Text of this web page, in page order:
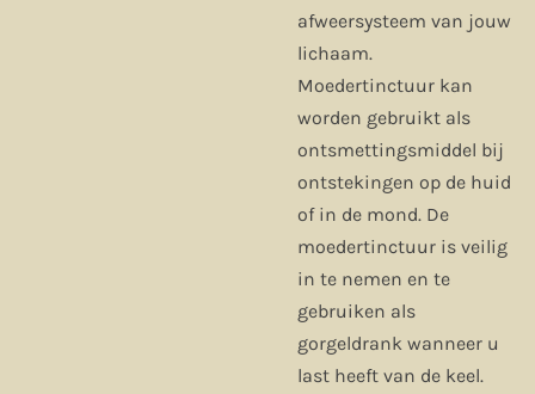
afweersysteem van jouw
lichaam.
Moedertinctuur kan
worden gebruikt als
ontsmettingsmiddel bij
ontstekingen op de huid
of in de mond. De
moedertinctuur is veilig
in te nemen en te
gebruiken als
gorgeldrank wanneer u
last heeft van de keel.